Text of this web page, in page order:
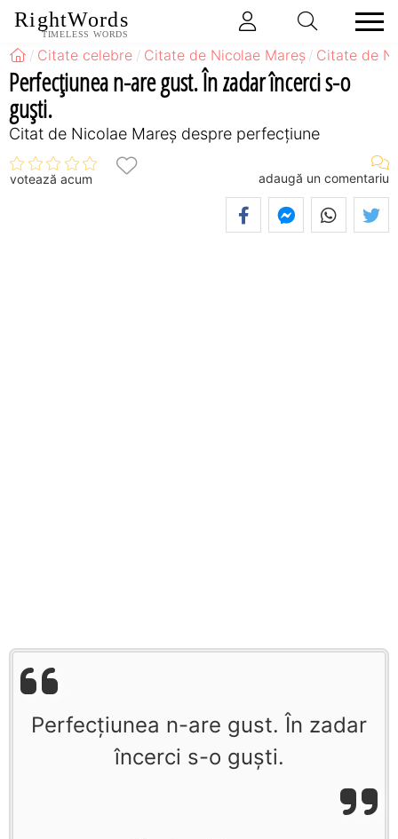
RightWords
TIMELESS WORDS
Citate celebre Citate de Nicolae Mareș Citate de
Perfecțiunea n-are gust. În zadar încerci s-o
guşti.
Citat de Nicolae Mareș despre perfecţiune
votează acum adaugă un comentariu
Perfecțiunea n-are gust. În zadar
încerci s-o guşti.